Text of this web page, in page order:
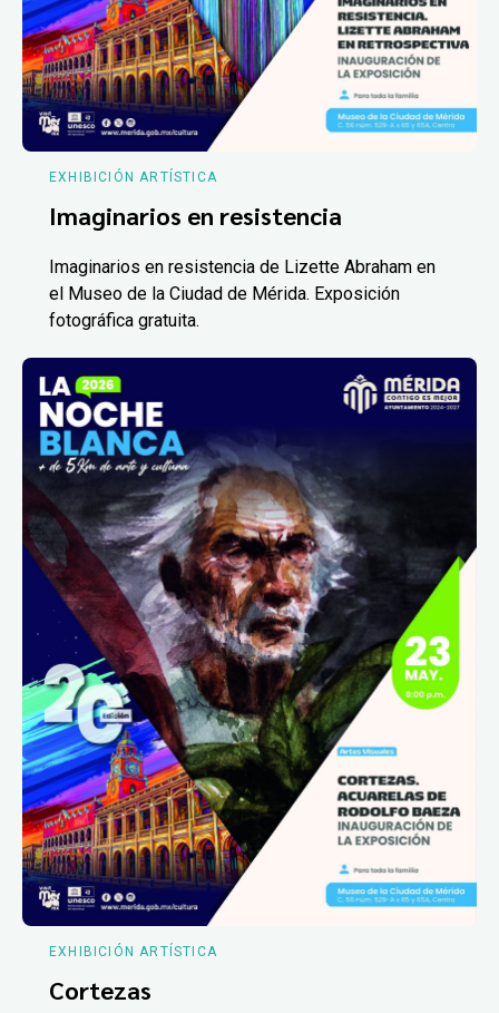
EXHIBICIÓN ARTÍSTICA
Imaginarios en resistencia
Imaginarios en resistencia de Lizette Abraham en
el Museo de la Ciudad de Mérida. Exposición
fotográfica gratuita.
EXHIBICIÓN ARTÍSTICA
Cortezas